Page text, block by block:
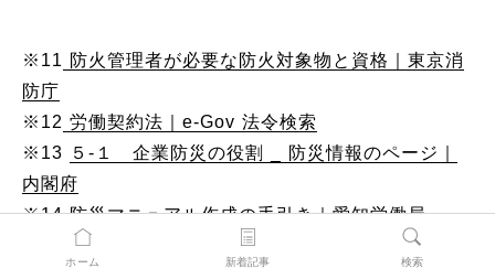
※11 防火管理者が必要な防火対象物と資格｜東京消
防庁
※12 労働契約法｜e-Gov 法令検索
※13
５-１ 企業防災の役割 _ 防災情報のページ｜
内閣府
※14防災マニュアル作成の手引き｜愛知労働局
災害対策のための遠隔地バックアップ_
ホーム 新着記事 検索